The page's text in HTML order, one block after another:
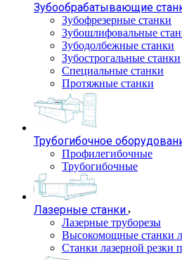
Зубообрабатывающие
Зубофрезерные станки
Зубошлифовальные
Зубодолбежные станки
Зубострогальные станки
Специальные станки
Протяжные станки
Трубогибочное
Профилегибочные
Трубогибочные
Лазерные станки
Лазерные труборезы
Высокомощные станки
Станки лазерной резки